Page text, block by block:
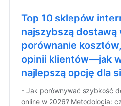
Top 10 sklepów
najszybszą dostawą
porównanie
opinii klientów—jak
najlepszą opcję dla
- Jak porównywać szybkość
online w 2026? Metodologia: